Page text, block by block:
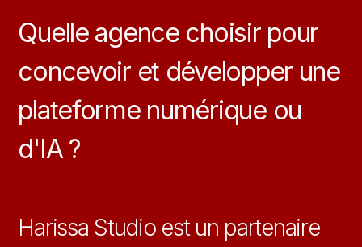
Quelle agence choisir pour
concevoir et développer une
plateforme numérique ou
d'IA ?
Harissa Studio est un partenaire